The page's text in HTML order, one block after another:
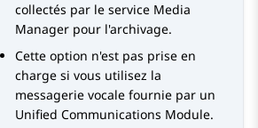
collectés par le service Media
Manager pour l'archivage.
Cette option n'est pas prise en
charge si vous utilisez la
messagerie vocale fournie par un
Unified Communications Module.